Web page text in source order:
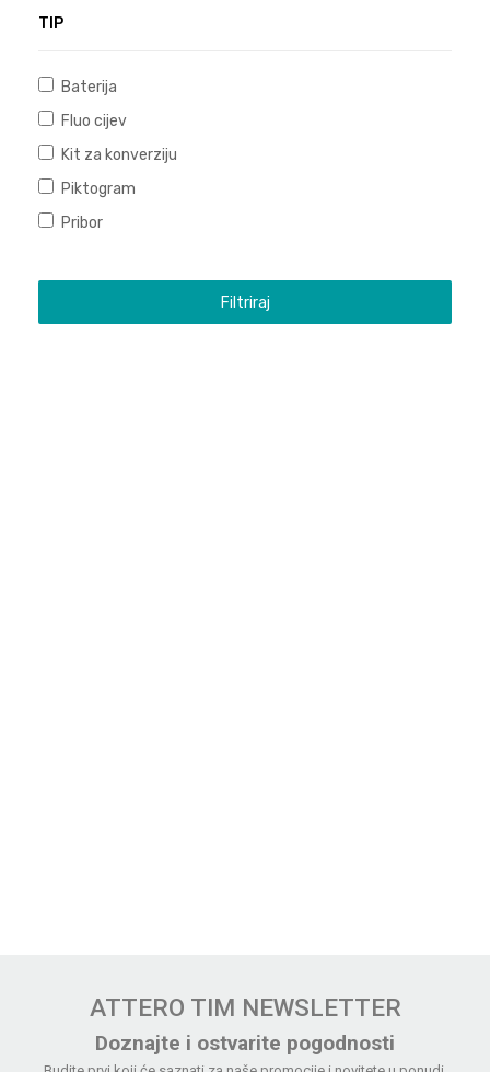
TIP
Baterija
Fluo cijev
Kit za konverziju
Piktogram
Pribor
Filtriraj
ATTERO TIM NEWSLETTER
Doznajte i ostvarite pogodnosti